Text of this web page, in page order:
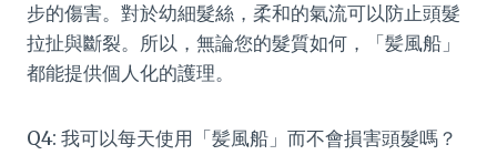
步的傷害。對於幼細髮絲，柔和的氣流可以防止頭髮
拉扯與斷裂。所以，無論您的髮質如何，「髪風船」
都能提供個人化的護理。
Q4: 我可以每天使用「髪風船」而不會損害頭髮嗎？